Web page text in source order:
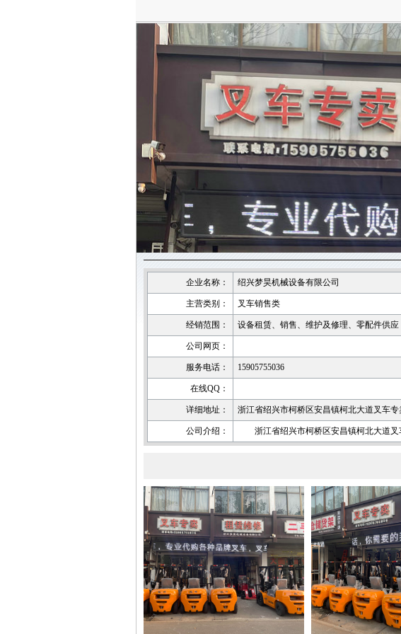
企业名称： 绍兴梦昊机械设备有限公司
主营类别： 叉车销售类
经销范围： 设备租赁、销售、维护及修理、零配件供应
公司网页：
服务电话： 15905755036
在线QQ：
详细地址： 浙江省绍兴市柯桥区安昌镇柯北大道叉车专
公司介绍： 浙江省绍兴市柯桥区安昌镇柯北大道叉